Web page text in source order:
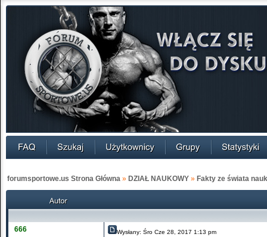
forumsportowe.us Strona Główna » DZIAŁ NAUKOWY » Fakty ze świata
666 Wysłany: Śro Cze 28, 2017 1:13 pm